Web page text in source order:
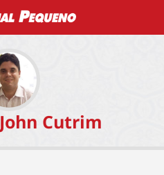
John Cutrim